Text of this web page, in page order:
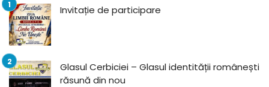
Invitație de participare
Glasul Cerbiciei – Glasul identității românești
răsună din nou